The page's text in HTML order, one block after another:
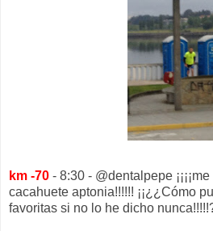
km -70 - 8:30 - @dentalpepe
cacahuete aptonia!!!!!! ¡¡¿¿Cómo
favoritas si no lo he dicho